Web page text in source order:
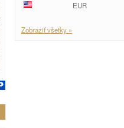
EUR
Zobraziť všetky »